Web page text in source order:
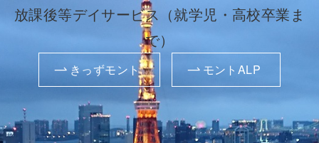
放課後等デイサービス（就学児・高校卒業ま
で）
きっずモント モントALP